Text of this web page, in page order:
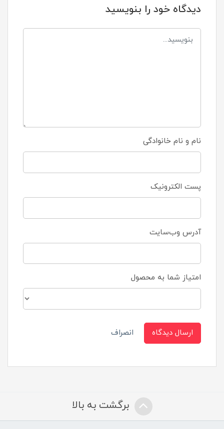
دیدگاه خود را بنویسید
نام و نام خانوادگی
پست الکترونیک
آدرس وب‌سایت
امتیاز شما به محصول
ارسال دیدگاه انصراف
برگشت به بالا